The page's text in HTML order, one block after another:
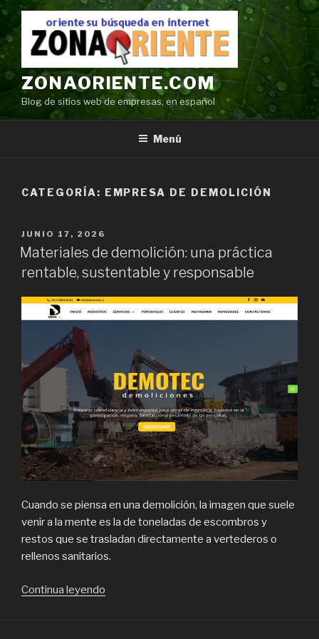
Ir
contenido
ZONAORIENTE.COM
Blog de sitios web de empresas, en español
Menú
CATEGORÍA: EMPRESA DE DEMOLICIÓN
POSTED
ON
JUNIO 17, 2026
Materiales de demolición: una práctica
rentable, sustentable y responsable
Cuando se piensa en una demolición, la imagen que suele
venir a la mente es la de toneladas de escombros y
restos que se trasladan directamente a vertederos o
rellenos sanitarios.
Continua leyendo